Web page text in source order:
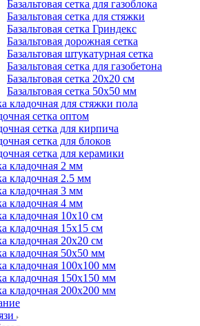
Базальтовая сетка для газоблока
Базальтовая сетка для стяжки
Базальтовая сетка Гриндекс
Базальтовая дорожная сетка
Базальтовая штукатурная сетка
Базальтовая сетка для газобетона
Базальтовая сетка 20x20 см
Базальтовая сетка 50x50 мм
кладочная для стяжки пола
сетка оптом
сетка для кирпича
сетка для блоков
сетка для керамики
кладочная 2 мм
кладочная 2.5 мм
кладочная 3 мм
кладочная 4 мм
кладочная 10x10 см
кладочная 15x15 см
кладочная 20x20 см
кладочная 50x50 мм
кладочная 100x100 мм
кладочная 150x150 мм
кладочная 200x200 мм